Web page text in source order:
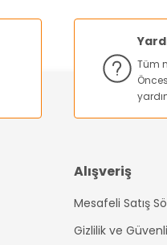
Tüm
Alışveriş
Mesafeli Satış
Gizlilik ve